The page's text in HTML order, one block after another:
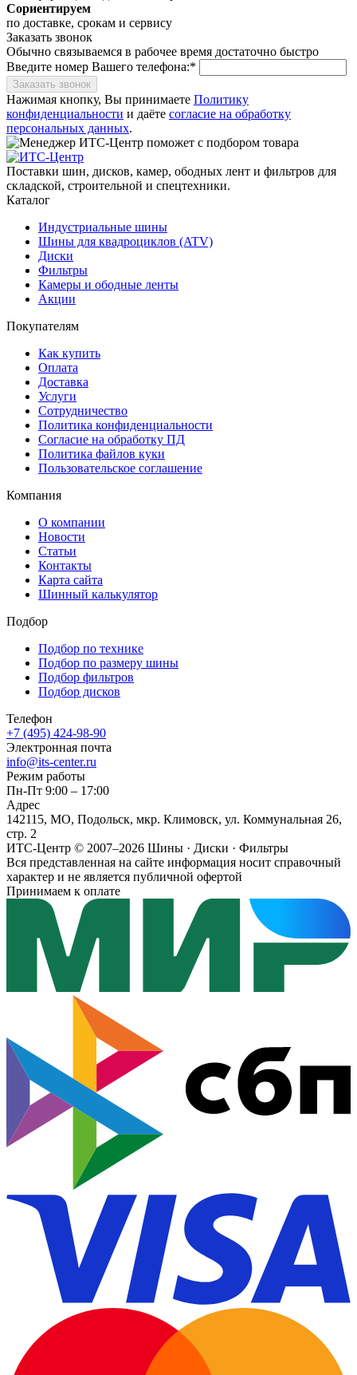
Сориентируем
по доставке, срокам и сервису
Заказать звонок
Обычно связываемся в рабочее время достаточно быстро
Введите номер Вашего телефона:*
Заказать звонок
Нажимая кнопку, Вы принимаете Политику
конфиденциальности и даёте согласие на обработку
персональных данных.
Поставки шин, дисков, камер, ободных лент и фильтров для
складской, строительной и спецтехники.
Каталог
Индустриальные шины
Шины для квадроциклов (ATV)
Диски
Фильтры
Камеры и ободные ленты
Акции
Покупателям
Как купить
Оплата
Доставка
Услуги
Сотрудничество
Политика конфиденциальности
Согласие на обработку ПД
Политика файлов куки
Пользовательское соглашение
Компания
О компании
Новости
Статьи
Контакты
Карта сайта
Шинный калькулятор
Подбор
Подбор по технике
Подбор по размеру шины
Подбор фильтров
Подбор дисков
Телефон
+7 (495) 424-98-90
Электронная почта
info@its-center.ru
Режим работы
Пн-Пт 9:00 – 17:00
Адрес
142115, МО, Подольск, мкр. Климовск, ул. Коммунальная 26,
стр. 2
ИТС-Центр © 2007–2026 Шины · Диски · Фильтры
Вся представленная на сайте информация носит справочный
характер и не является публичной офертой
Принимаем к оплате